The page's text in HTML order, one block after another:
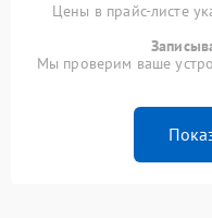
Цены в прайс-листе
Мы проверим ваше